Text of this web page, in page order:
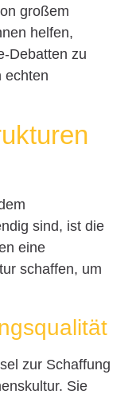
großem
helfen,
Debatten zu
echten
sind, ist die
eine
schaffen, um
zur Schaffung
Sie